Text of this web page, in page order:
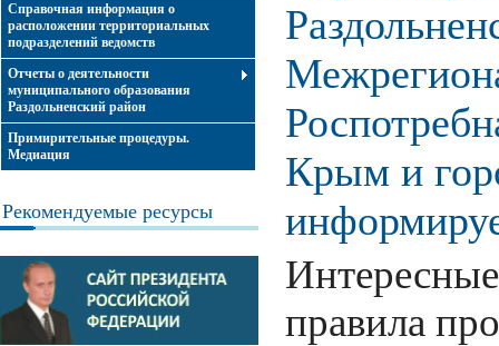
Справочная информация о
расположении территориальных
подразделений ведомств
Отчеты о деятельности
муниципального образования
Раздольненский район
Примирительные процедуры.
Медиация
Рекомендуемые ресурсы
Крым и
правила